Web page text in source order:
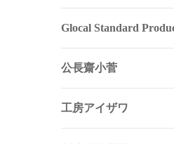
Glocal Standard
公長齋小菅
工房アイザワ